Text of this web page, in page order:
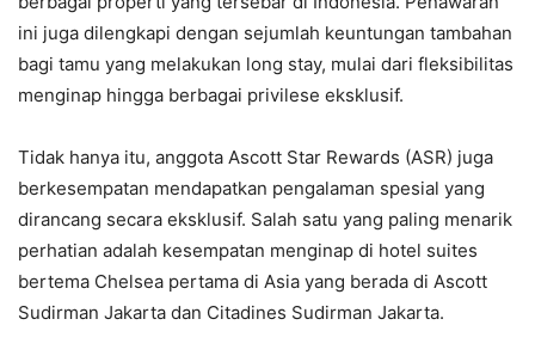
ini juga dilengkapi dengan sejumlah keuntungan tambahan
bagi tamu yang melakukan long stay, mulai dari fleksibilitas
menginap hingga berbagai privilese eksklusif.
Tidak hanya itu, anggota Ascott Star Rewards (ASR) juga
berkesempatan mendapatkan pengalaman spesial yang
dirancang secara eksklusif. Salah satu yang paling menarik
perhatian adalah kesempatan menginap di hotel suites
bertema Chelsea pertama di Asia yang berada di Ascott
Sudirman Jakarta dan Citadines Sudirman Jakarta.